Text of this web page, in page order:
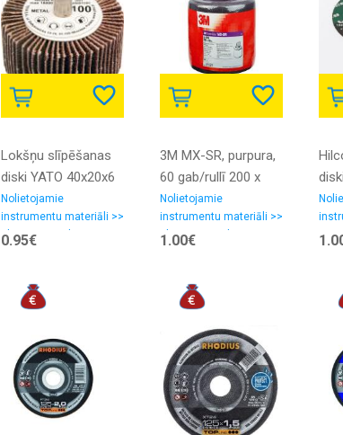
Lokšņu slīpēšanas
diski YATO 40x20x6
Nolietojamie
instrumentu materiāli >>
Slīpēšanas-pulēšanas
0.95€
3M MX-SR, purpura,
60 gab/rullī 200 x
100 A-VFN
Nolietojamie
instrumentu materiāli >>
Slīpēšanas-pulēšanas
1.00€